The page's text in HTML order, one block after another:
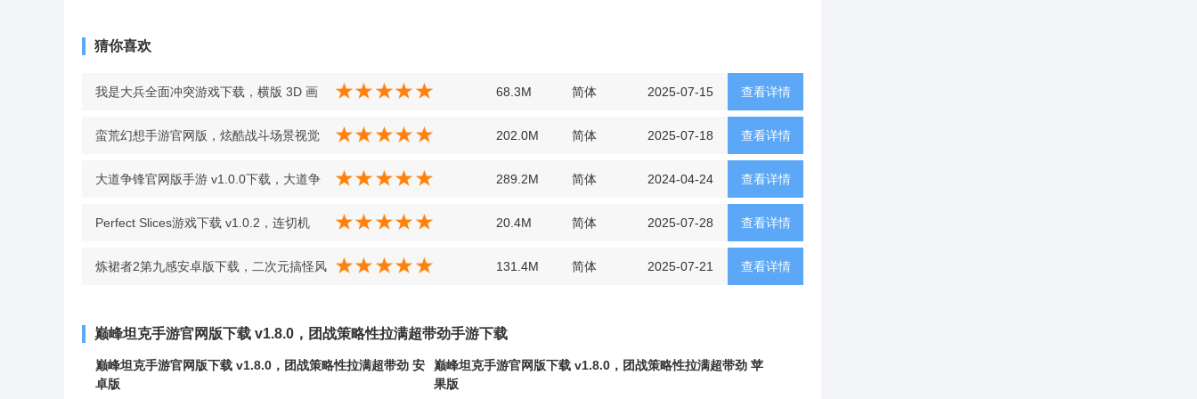
猜你喜欢
查看详情
我是大兵全面冲突游戏下载，横版 3D 画
风带感，策略战争体验超硬核 v1.00.14
68.3M 简体 2025-07-15
查看详情
蛮荒幻想手游官网版，炫酷战斗场景视觉
冲击强 v0.8.5
202.0M 简体 2025-07-18
查看详情
大道争锋官网版手游 v1.0.0下载，大道争
锋仙侠手游下载 v1.0.0
289.2M 简体 2024-04-24
查看详情
Perfect Slices游戏下载 v1.0.2，连切机
制，3 次机会快速粉碎水果得分更爽
20.4M 简体 2025-07-28
查看详情
炼裙者2第九感安卓版下载，二次元搞怪风 131.4M 简体 2025-07-21
巅峰坦克手游官网版下载 v1.8.0，团战策略性拉满超带劲手游下载
巅峰坦克手游官网版下载 v1.8.0，团战策略性拉满超带劲 安
卓版
巅峰坦克手游官网版下载 v1.8.0，团战策略性拉满超带劲 苹
果版